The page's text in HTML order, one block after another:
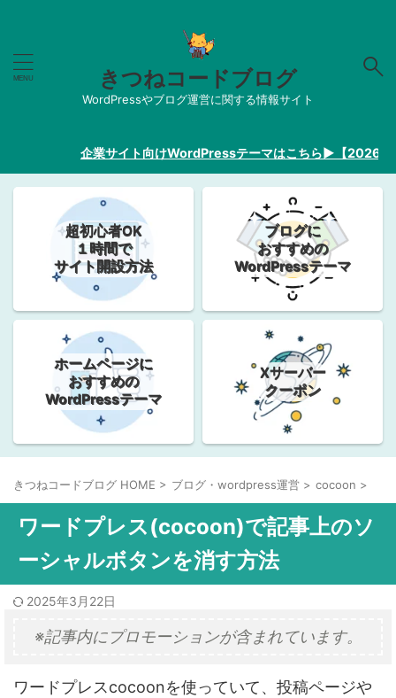
きつねコードブログ
WordPressやブログ運営に関する情報サイト
企業サイト向けWordPressテーマはこちら▶︎【2026最新】
超初心者OK
１時間で
サイト開設方法
ブログに
おすすめの
WordPressテーマ
ホームページに
おすすめの
WordPressテーマ
Xサーバー
クーポン
きつねコードブログ HOME > ブログ・wordpress運営 > cocoon >
ワードプレス(cocoon)で記事上のソ
ーシャルボタンを消す方法
2025年3月22日
※記事内にプロモーションが含まれています。
ワードプレスcocoonを使っていて、投稿ページや